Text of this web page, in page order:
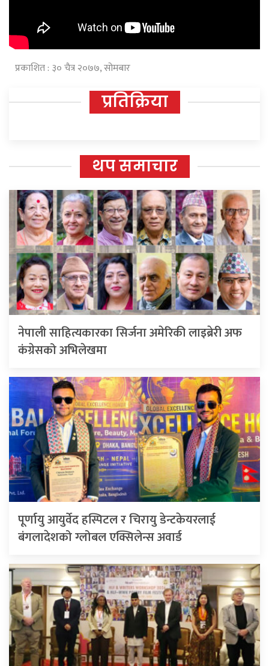
प्रकाशित : ३० चैत्र २०७७, सोमबार
प्रतिक्रिया
थप समाचार
नेपाली साहित्यकारका सिर्जना अमेरिकी लाइब्रेरी अफ
कंग्रेसको अभिलेखमा
पूर्णायु आयुर्वेद हस्पिटल र चिरायु डेन्टकेयरलाई
बंगलादेशको ग्लोबल एक्सिलेन्स अवार्ड